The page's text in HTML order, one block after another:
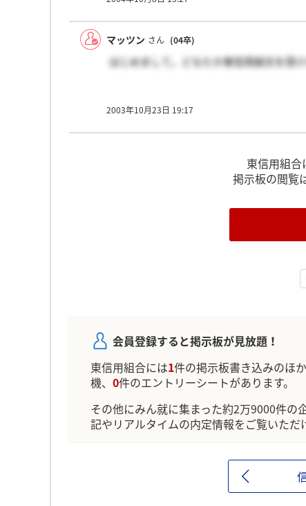
マッツン さん (04卒)
はじめまして。どなたか東信用組合を受
2003年10月23日 19:17
東信用組合
掲示板の閲覧
会員登録すると掲示板が見放題！
東信用組合には1件の掲示板書き込みのほ
機、 0件のエントリーシートがあります。
その他にみん就に集まった約2万9000件の
記やリアルタイムの内定情報をご覧いただ